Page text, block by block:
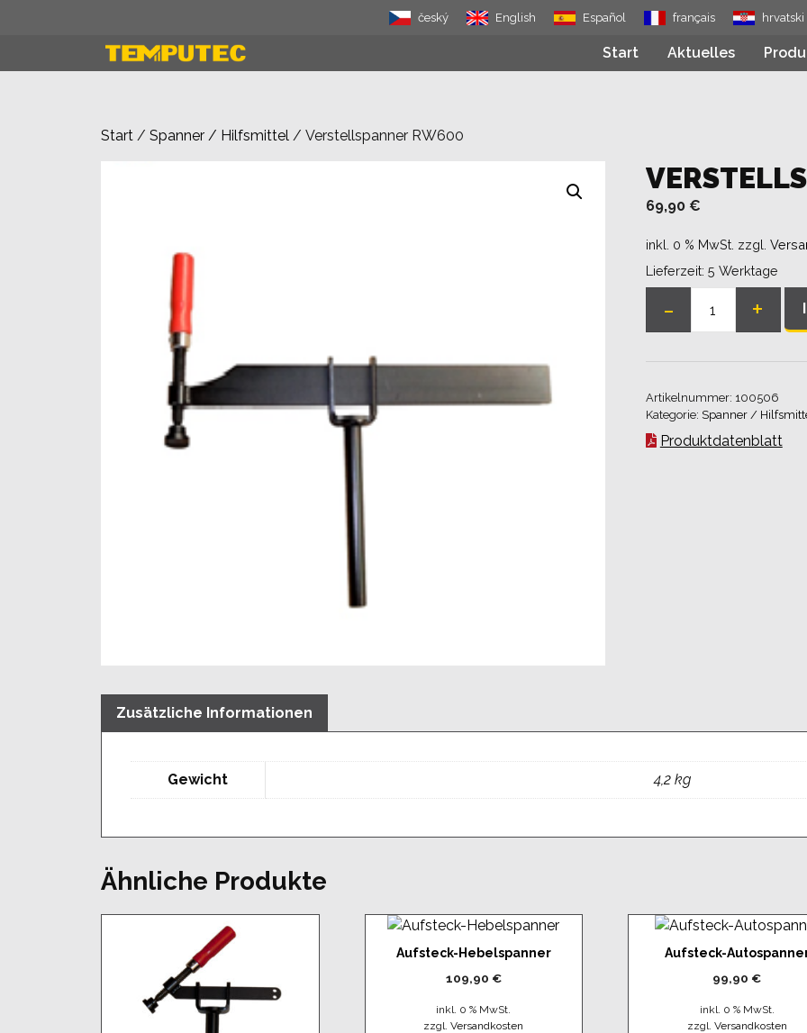
český English Español français hrvatski
Start Aktuelles
Start / Spanner / Hilfsmittel / Verstellspanner RW600
69,90 €
inkl. 0 % MwSt. zzgl.
Lieferzeit: 5 Werktage
-
Verstellspanner
Menge
+
Artikelnummer: 100506
Kategorie: Spanner /
Produktdatenblatt
Zusätzliche Informationen
Gewicht 4,2 kg
Ähnliche Produkte
Aufsteck-Hebelspanner
109,90 €
inkl. 0 % MwSt.
zzgl.Versandkosten
Aufsteck-
99,90 €
inkl. 0 % MwSt.
zzgl. Versandkosten